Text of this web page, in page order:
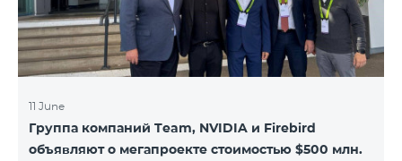
11 June
Группа компаний Team, NVIDIA и Firebird
объявляют о мегапроекте стоимостью $500 млн.